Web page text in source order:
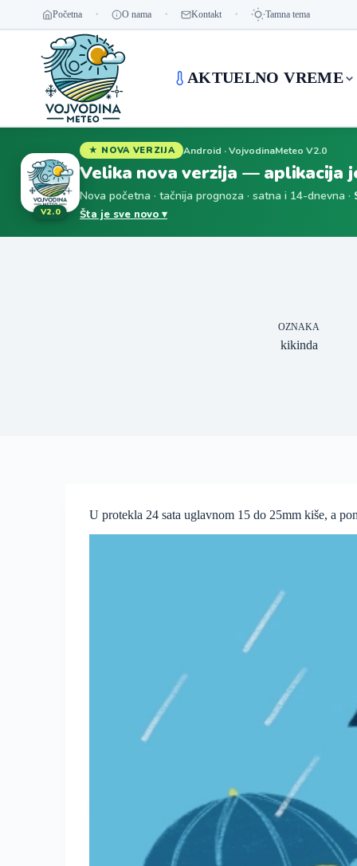
Početna O nama Kontakt Tamna tema
AKTUELNO VREME
V2.0
★ NOVA VERZIJA Android · VojvodinaMeteo V2.0
Velika nova verzija — aplikacija
Nova početna · tačnija prognoza · satna i 14-dnevna ·
Šta je sve novo ▾
OZNAKA
kikinda
U protekla 24 sata uglavnom 15 do 25mm kiše, a